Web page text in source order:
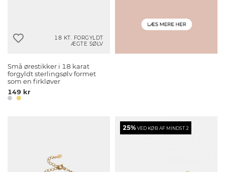
18 KT. FORGYLDT
ÆGTE SØLV
Små ørestikker i 18 karat
forgyldt sterlingsølv formet
som en firkløver
149 kr
25%VED KØB AF MINDST 2